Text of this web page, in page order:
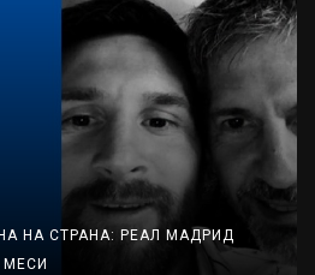
НА СТРАНА: РЕАЛ МАДРИД
МЕСИ